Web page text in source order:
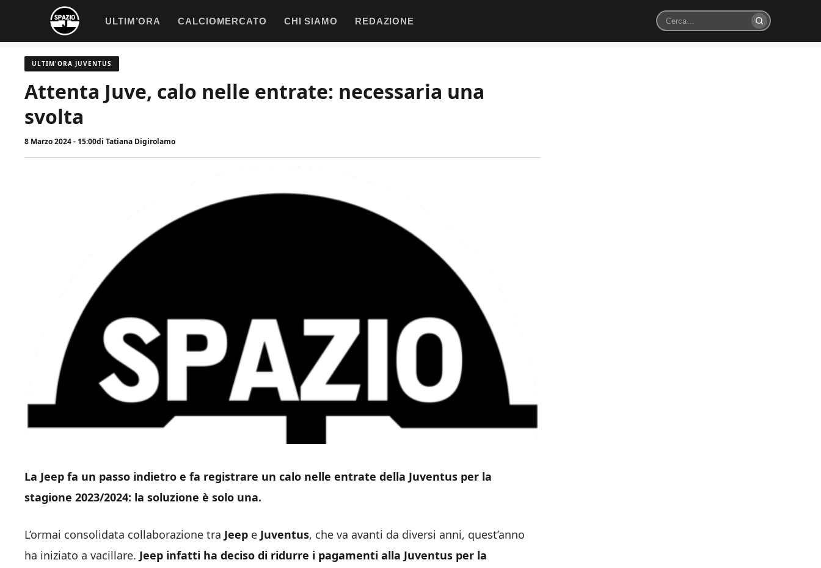
contenuto
ULTIM’ORA CALCIOMERCATO CHI SIAMO REDAZIONE
Cerca
ULTIM'ORA JUVENTUS
Attenta Juve, calo nelle entrate: necessaria una
svolta
8 Marzo 2024 - 15:00di Tatiana Digirolamo
La Jeep fa un passo indietro e fa registrare un calo nelle entrate della Juventus per la
stagione 2023/2024: la soluzione è solo una.
L’ormai consolidata collaborazione tra Jeep e Juventus, che va avanti da diversi anni, quest’anno
ha iniziato a vacillare. Jeep infatti ha deciso di ridurre i pagamenti alla Juventus per la